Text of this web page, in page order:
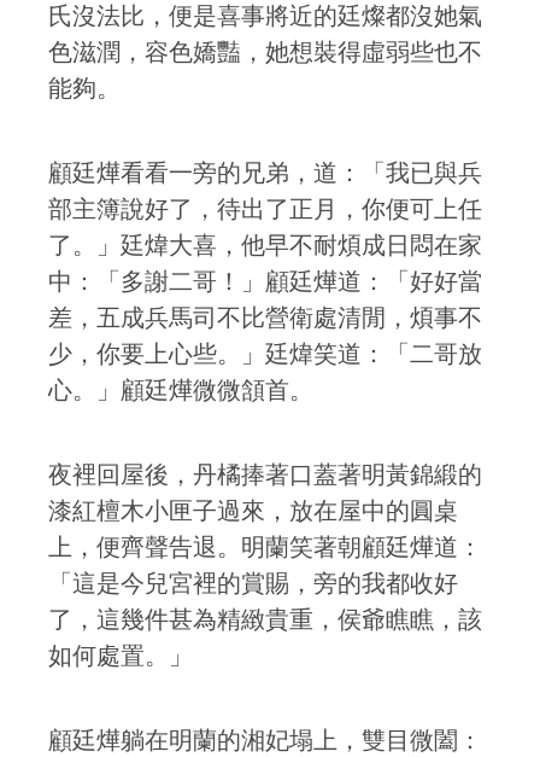
氏沒法比，便是喜事將近的廷燦都沒她氣
色滋潤，容色嬌豔，她想裝得虛弱些也不
能夠。
顧廷燁看看一旁的兄弟，道：「我已與兵
部主簿說好了，待出了正月，你便可上任
了。」廷煒大喜，他早不耐煩成日悶在家
中：「多謝二哥！」顧廷燁道：「好好當
差，五成兵馬司不比營衛處清閒，煩事不
少，你要上心些。」廷煒笑道：「二哥放
心。」顧廷燁微微頷首。
夜裡回屋後，丹橘捧著口蓋著明黃錦緞的
漆紅檀木小匣子過來，放在屋中的圓桌
上，便齊聲告退。明蘭笑著朝顧廷燁道：
「這是今兒宮裡的賞賜，旁的我都收好
了，這幾件甚為精緻貴重，侯爺瞧瞧，該
如何處置。」
顧廷燁躺在明蘭的湘妃塌上，雙目微闔：